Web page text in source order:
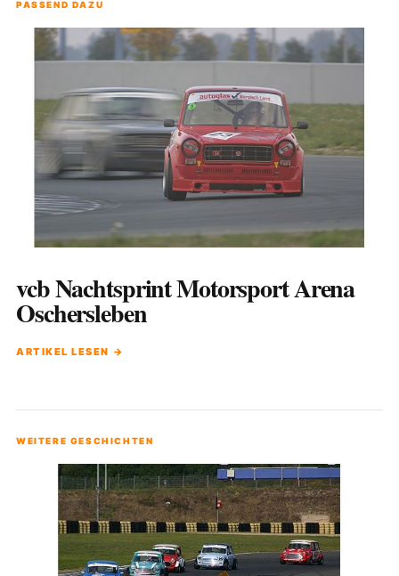
PASSEND DAZU
vcb Nachtsprint Motorsport Arena
Oschersleben
ARTIKEL LESEN →
WEITERE GESCHICHTEN